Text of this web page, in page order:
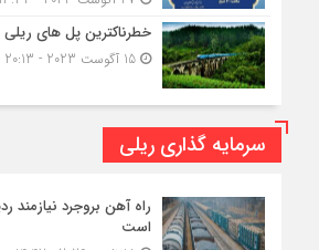
خطرناکترین پل های
15 آگوست 2023 - 20:13
سرمایه گذاری ریلی
راه آهن بروجرد
است